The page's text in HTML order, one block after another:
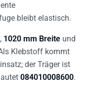
bleibt elastisch.
, 1020 mm Breite und
Klebstoff kommt
der Träger ist
084010008600.